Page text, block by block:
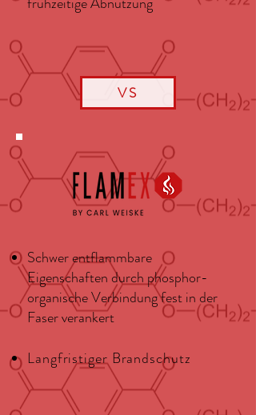
VS
Schwer entflammbare
Eigenschaften durch phosphor-
organische Verbindung fest in der
Faser verankert
Langfristiger Brandschutz